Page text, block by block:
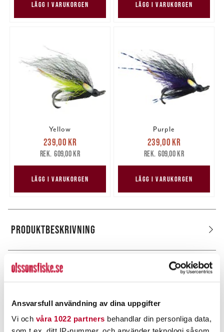
Ansvarsfull användning av dina uppgifter
Vi och våra 1022 partners behandlar din personliga data,
LÄGG I VARUKORGEN LÄGG I VARUKORGEN
Yellow
Nuvarande pris
239,00 krTidigare pris
609,00 kr
239,00 kr
609,00 kr
LÄGG I VARUKORGEN
Purple
Nuvarande pris
239,00 krTidigare pris
609,00 kr
239,00 kr
609,00 kr
LÄGG I VARUKORGEN
PRODUKTBESKRIVNING